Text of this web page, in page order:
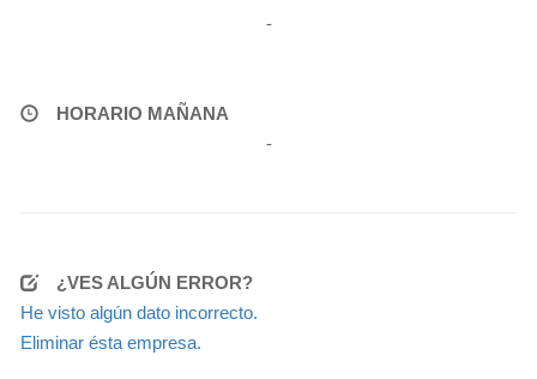
-
HORARIO MAÑANA
-
¿VES ALGÚN ERROR?
He visto algún dato incorrecto.
Eliminar ésta empresa.